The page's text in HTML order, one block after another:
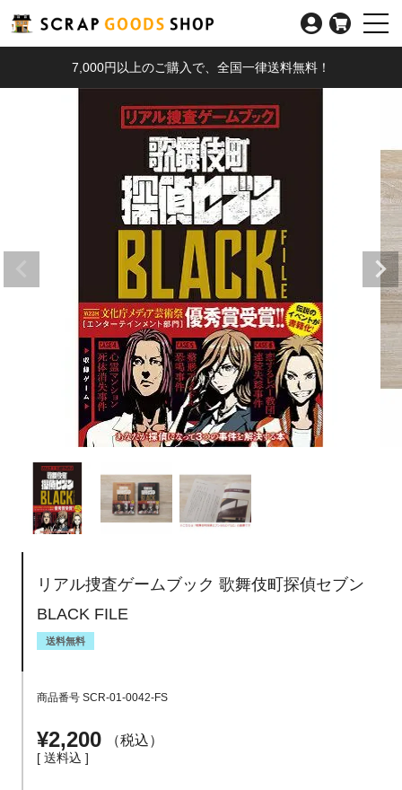
7,000円以上のご購入で、全国一律送料無料！
リアル捜査ゲームブック 歌舞伎町探偵セブン
BLACK FILE
送料無料
商品番号 SCR-01-0042-FS
¥2,200 税込
送料込